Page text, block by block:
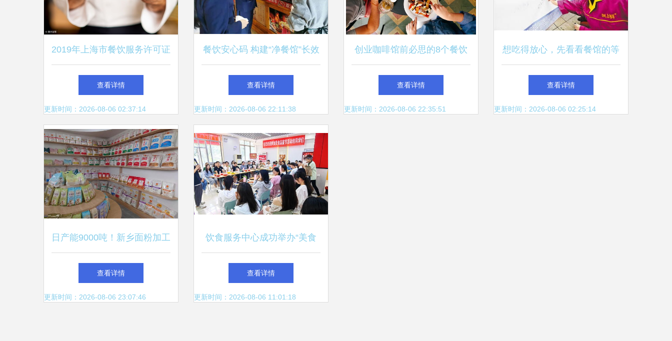
2019年上海市餐饮服务许可证
审批流程详解
查看详情
更新时间：2026-08-06 02:37:14
餐饮安心码 构建“净餐馆”长效
监管机制的关键钥匙
查看详情
更新时间：2026-08-06 22:11:38
创业咖啡馆前必思的8个餐饮
服务要点
查看详情
更新时间：2026-08-06 22:35:51
想吃得放心，先看看餐馆的等
级 年内50家餐饮单位将公示
食品安全新标识
查看详情
更新时间：2026-08-06 02:25:14
日产能9000吨！新乡面粉加工
企业引领餐饮服务新篇章
查看详情
更新时间：2026-08-06 23:07:46
饮食服务中心成功举办“美食
品鉴会”，引领餐饮服务新风
尚
查看详情
更新时间：2026-08-06 11:01:18